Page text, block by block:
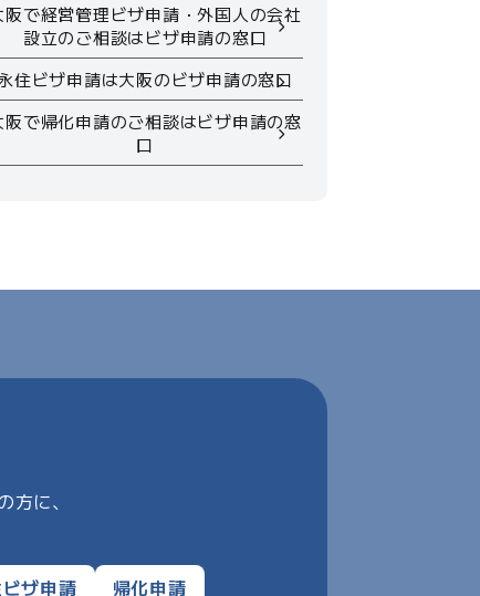
阪で経営管理ビザ申請・外国人の会社
設立のご相談はビザ申請の窓口
住ビザ申請は大阪のビザ申請の窓口
阪で帰化申請のご相談はビザ申請の窓
口
に、
ザ申請 帰化申請